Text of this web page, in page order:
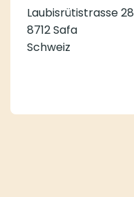
Laubisrütistrasse 28
8712 Safa
Schweiz